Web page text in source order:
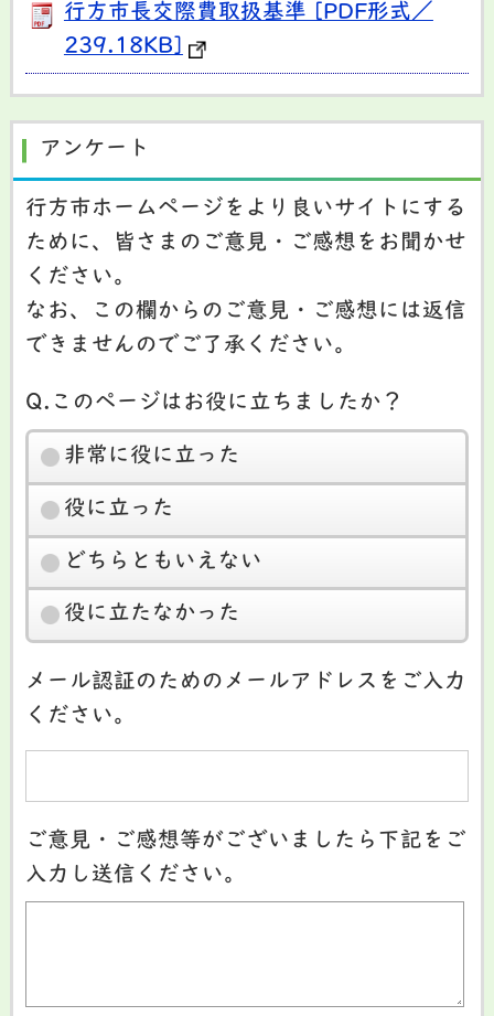
行方市長交際費取扱基準 [PDF形式／
239.18KB]
アンケート
行方市ホームページをより良いサイトにする
ために、皆さまのご意見・ご感想をお聞かせ
ください。
なお、この欄からのご意見・ご感想には返信
できませんのでご了承ください。
Q.このページはお役に立ちましたか？
非常に役に立った
役に立った
どちらともいえない
役に立たなかった
メール認証のためのメールアドレスをご入力
ください。
ご意見・ご感想等がございましたら下記をご
入力し送信ください。